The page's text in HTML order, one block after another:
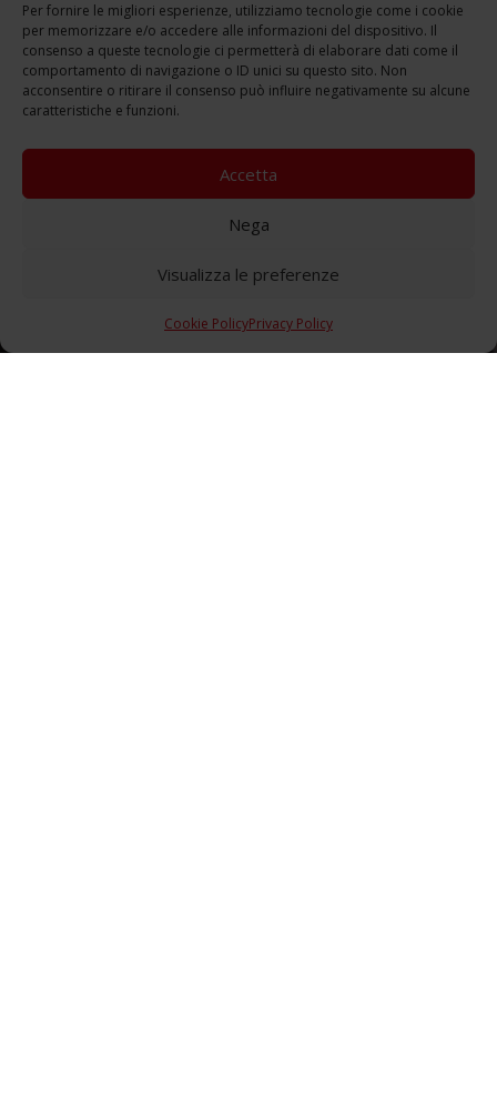
Per fornire le migliori esperienze, utilizziamo tecnologie come i cookie
per memorizzare e/o accedere alle informazioni del dispositivo. Il
consenso a queste tecnologie ci permetterà di elaborare dati come il
comportamento di navigazione o ID unici su questo sito. Non
acconsentire o ritirare il consenso può influire negativamente su alcune
caratteristiche e funzioni.
Accetta
Nega
Visualizza le preferenze
Cookie PolicyPrivacy Policy